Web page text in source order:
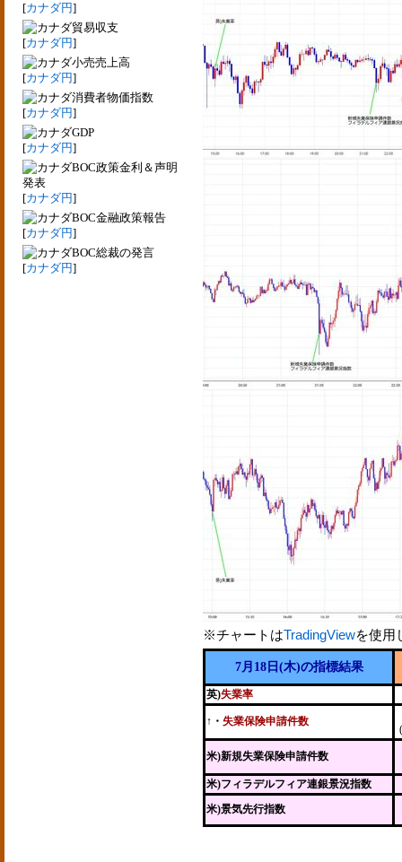
[カナダ円]
貿易収支
[カナダ円]
小売売上高
[カナダ円]
消費者物価指数
[カナダ円]
GDP
[カナダ円]
BOC政策金利＆声明
発表
[カナダ円]
BOC金融政策報告
[カナダ円]
BOC総裁の発言
[カナダ円]
※チャートはTradingViewを使用
7月18日(木)の指標結果
英)失業率
↑・ 失業保険申請件数
米)新規失業保険申請件数
米)フィラデルフィア連銀景況指数
米)景気先行指数